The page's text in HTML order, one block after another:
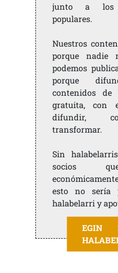
junto a los
populares.
Nuestros
porque nadie
podemos
porque
contenidos
gratuita, con
difundir,
transformar.
Sin
socios
esto no sería
halabelarri y
EGIN